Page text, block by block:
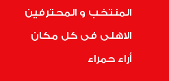
المنتخب و المحترفين
الاهلى فى كل مكان
أراء حمراء